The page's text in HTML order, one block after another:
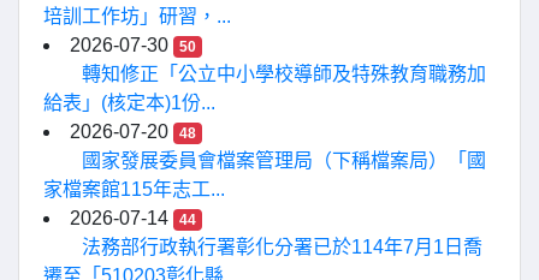
培訓工作坊」研習，...
2026-07-30
50
轉知修正「公立中小學校導師及特殊教育職務加
給表」(核定本)1份...
2026-07-20
48
國家發展委員會檔案管理局（下稱檔案局）「國
家檔案館115年志工...
2026-07-14
44
法務部行政執行署彰化分署已於114年7月1日喬
遷至「510203彰化縣...